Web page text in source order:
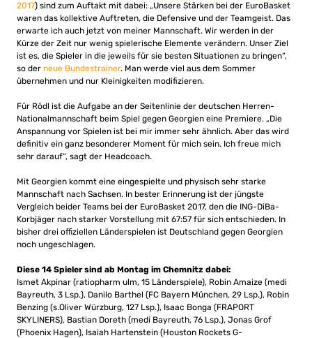
2017) sind zum Auftakt mit dabei: „Unsere Stärken bei der EuroBasket
waren das kollektive Auftreten, die Defensive und der Teamgeist. Das
erwarte ich auch jetzt von meiner Mannschaft. Wir werden in der
Kürze der Zeit nur wenig spielerische Elemente verändern. Unser Ziel
ist es, die Spieler in die jeweils für sie besten Situationen zu bringen“,
so der neue Bundestrainer. Man werde viel aus dem Sommer
übernehmen und nur Kleinigkeiten modifizieren.
Für Rödl ist die Aufgabe an der Seitenlinie der deutschen Herren-
Nationalmannschaft beim Spiel gegen Georgien eine Premiere. „Die
Anspannung vor Spielen ist bei mir immer sehr ähnlich. Aber das wird
definitiv ein ganz besonderer Moment für mich sein. Ich freue mich
sehr darauf“, sagt der Headcoach.
Mit Georgien kommt eine eingespielte und physisch sehr starke
Mannschaft nach Sachsen. In bester Erinnerung ist der jüngste
Vergleich beider Teams bei der EuroBasket 2017, den die ING-DiBa-
Korbjäger nach starker Vorstellung mit 67:57 für sich entschieden. In
bisher drei offiziellen Länderspielen ist Deutschland gegen Georgien
noch ungeschlagen.
Diese 14 Spieler sind ab Montag im Chemnitz dabei:
Ismet Akpinar (ratiopharm ulm, 15 Länderspiele), Robin Amaize (medi
Bayreuth, 3 Lsp.), Danilo Barthel (FC Bayern München, 29 Lsp.), Robin
Benzing (s.Oliver Würzburg, 127 Lsp.), Isaac Bonga (FRAPORT
SKYLINERS), Bastian Doreth (medi Bayreuth, 76 Lsp.), Jonas Grof
(Phoenix Hagen), Isaiah Hartenstein (Houston Rockets G-